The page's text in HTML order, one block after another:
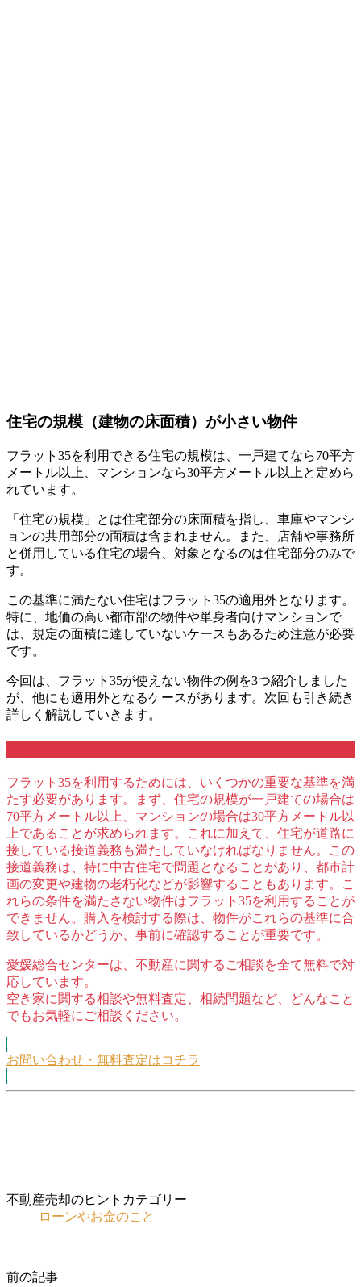
住宅の規模（建物の床面積）が小さい物件
フラット35を利用できる住宅の規模は、一戸建てなら70平方
メートル以上、マンションなら30平方メートル以上と定めら
れています。
「住宅の規模」とは住宅部分の床面積を指し、車庫やマンシ
ョンの共用部分の面積は含まれません。また、店舗や事務所
と併用している住宅の場合、対象となるのは住宅部分のみで
す。
この基準に満たない住宅はフラット35の適用外となります。
特に、地価の高い都市部の物件や単身者向けマンションで
は、規定の面積に達していないケースもあるため注意が必要
です。
今回は、フラット35が使えない物件の例を3つ紹介しました
が、他にも適用外となるケースがあります。次回も引き続き
詳しく解説していきます。
フラット35を利用するためには、いくつかの重要な基準を満
たす必要があります。まず、住宅の規模が一戸建ての場合は
70平方メートル以上、マンションの場合は30平方メートル以
上であることが求められます。これに加えて、住宅が道路に
接している接道義務も満たしていなければなりません。この
接道義務は、特に中古住宅で問題となることがあり、都市計
画の変更や建物の老朽化などが影響することもあります。こ
れらの条件を満たさない物件はフラット35を利用することが
できません。購入を検討する際は、物件がこれらの基準に合
致しているかどうか、事前に確認することが重要です。
愛媛総合センターは、不動産に関するご相談を全て無料で対
応しています。
空き家に関する相談や無料査定、相続問題など、どんなこと
でもお気軽にご相談ください。
お問い合わせ・無料査定はコチラ
不動産売却のヒントカテゴリー
ローンやお金のこと
前の記事